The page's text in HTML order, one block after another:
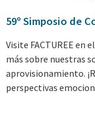
59º Simposio de
Visite FACTUREE en
más sobre nuestras
aprovisionamiento.
perspectivas